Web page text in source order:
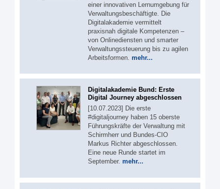
einer innovativen Lernumgebung für
Verwaltungsbeschäftigte. Die
Digitalakademie vermittelt
praxisnah digitale Kompetenzen –
von Onlinediensten und smarter
Verwaltungssteuerung bis zu agilen
Arbeitsformen. mehr...
Digitalakademie Bund: Erste
Digital Journey abgeschlossen
[10.07.2023] Die erste
#digitaljourney haben 15 oberste
Führungskräfte der Verwaltung mit
Schirmherr und Bundes-CIO
Markus Richter abgeschlossen.
Eine neue Runde startet im
September. mehr...